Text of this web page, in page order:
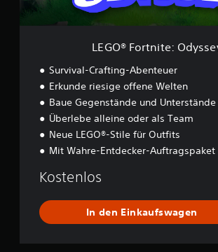
e
LEGO® Fortnite:
Survival-Crafting-Abenteuer
Erkunde riesige offene Welten
Baue Gegenstände und Unterstände
Überlebe alleine oder als Team
Neue LEGO®-Stile für Outfits
Mit Wahre-Entdecker-Auftragspaket
Kostenlos
In den Einkaufswagen